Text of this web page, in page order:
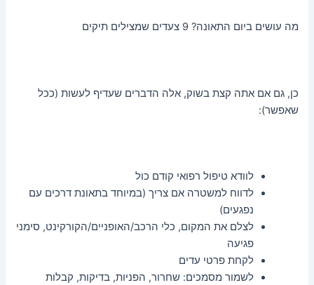
מה עושים ביום התאונה? 9 צעדים שמצילים תיקים
כן, גם אם אתה קצת בשוק, אלה הדברים שעדיף לעשות (ככל
שאפשר):
לוודא טיפול רפואי קודם כול
לדווח למשטרה אם צריך (במיוחד בתאונת דרכים עם
נפגעים)
לצלם את המקום, כלי הרכב/האופניים/הקורקינט, סימני
פגיעה
לקחת פרטי עדים
לשמור מסמכים: שחרור, הפניות, בדיקות, קבלות